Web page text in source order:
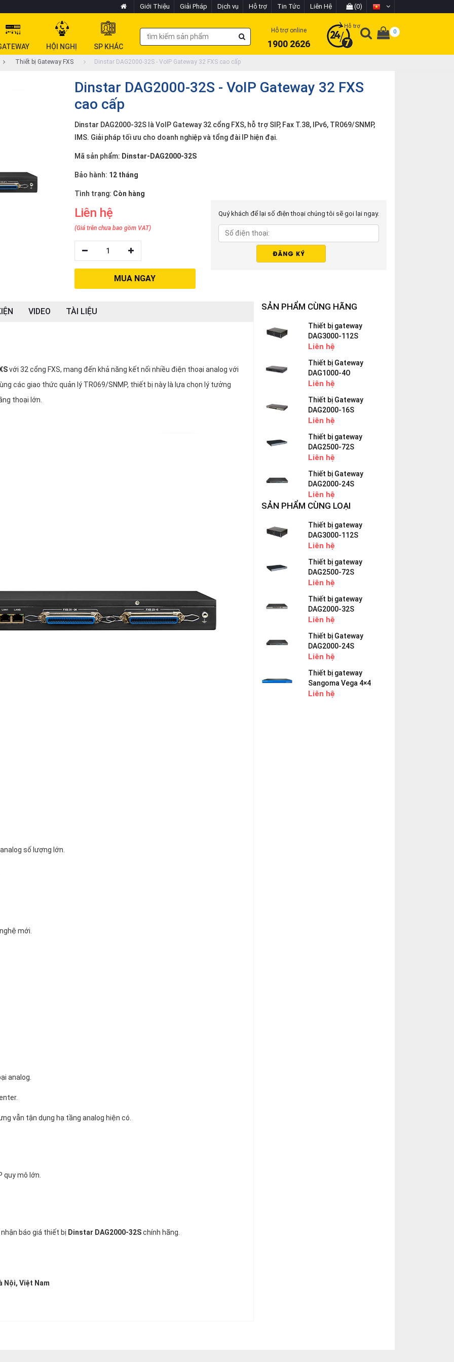
Giới Thiệu Giải Pháp Dịch vụ Hỗ trợ Tin Tức Liên Hệ (0)
HỘI NGHỊ SP KHÁC
Hỗ trợ online
1900 2626
Hỗ trợ
0
Thiết bị Gateway FXS Dinstar DAG2000-32S - VoIP Gateway 32 FXS cao cấp
Dinstar DAG2000-32S - VoIP Gateway 32 FXS
cao cấp
Dinstar DAG2000-32S là VoIP Gateway 32 cổng FXS, hỗ trợ SIP, Fax T.38, IPv6, TR069/SNMP,
IMS. Giải pháp tối ưu cho doanh nghiệp và tổng đài IP hiện đại.
Mã sản phẩm: Dinstar-DAG2000-32S
Bảo hành: 12 tháng
Tình trạng: Còn hàng
Liên hệ
(Giá trên chưa bao gồm VAT)
1
MUA NGAY
Quý khách để lại số điện thoại chúng tôi sẽ gọi lại ngay.
VIDEO TÀI LIỆU
với 32 cổng FXS, mang đến khả năng kết nối nhiều điện thoại analog với
các giao thức quản lý TR069/SNMP, thiết bị này là lựa chọn lý tưởng
thoại lớn.
số lượng lớn.
mới.
analog.
vẫn tận dụng hạ tầng analog hiện có.
quy mô lớn.
báo giá thiết bị Dinstar DAG2000-32Schính hãng.
Nội, Việt Nam
SẢN PHẨM CÙNG HÃNG
Thiết bị gateway
DAG3000-112S
Liên hệ
Thiết bị Gateway
DAG1000-4O
Liên hệ
Thiết bị Gateway
DAG2000-16S
Liên hệ
Thiết bị gateway
DAG2500-72S
Liên hệ
Thiết bị Gateway
DAG2000-24S
Liên hệ
SẢN PHẨM CÙNG LOẠI
Thiết bị gateway
DAG3000-112S
Liên hệ
Thiết bị gateway
DAG2500-72S
Liên hệ
Thiết bị gateway
DAG2000-32S
Liên hệ
Thiết bị Gateway
DAG2000-24S
Liên hệ
Thiết bị gateway
Sangoma Vega 4×4
Liên hệ